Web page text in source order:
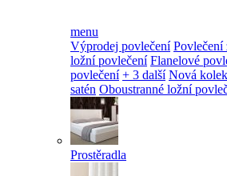
menu
Výprodej povlečení Povlečení
ložní povlečení Flanelové
povlečení + 3 další Nová
satén Oboustranné ložní
Prostěradla